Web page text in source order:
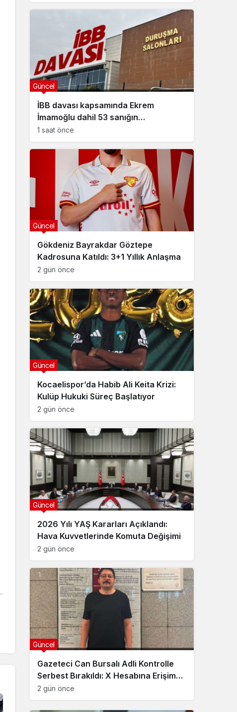
İBB davası kapsamında Ekrem
İmamoğlu dahil 53 sanığın
tutukluluğuna devam kararı
1 saat önce
Güncel
Gökdeniz Bayrakdar Göztepe
Kadrosuna Katıldı: 3+1 Yıllık Anlaşma
2 gün önce
Güncel
Kocaelispor’da Habib Ali Keita Krizi:
Kulüp Hukuki Süreç Başlatıyor
2 gün önce
Güncel
2026 Yılı YAŞ Kararları Açıklandı:
Hava Kuvvetlerinde Komuta Değişimi
2 gün önce
Güncel
Gazeteci Can Bursalı Adli Kontrolle
Serbest Bırakıldı: X Hesabına Erişim
Engeli Getirildi
2 gün önce
Güncel